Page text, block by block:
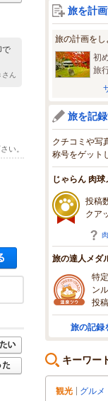
で
ん
い。
空き状況・料金を見る
旅を計
旅の計画をし
初
旅
旅を記
クチコミや写
称号をゲット
じゃらん 肉球
投稿
クア
旅の達人メダ
特
ン
投
旅の記録
キーワー
観光 グルメ